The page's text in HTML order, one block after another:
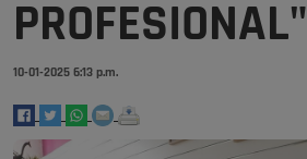
PROFESIONAL"
10-01-2025 6:13 p.m.